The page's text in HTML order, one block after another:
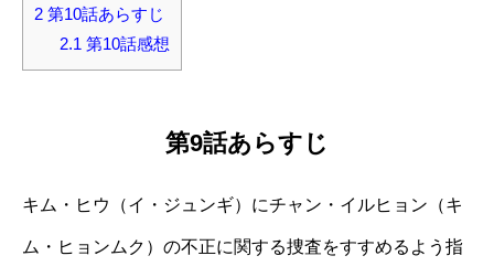
2 第10話あらすじ
2.1 第10話感想
第9話あらすじ
キム・ヒウ（イ・ジュンギ）にチャン・イルヒョン（キ
ム・ヒョンムク）の不正に関する捜査をすすめるよう指